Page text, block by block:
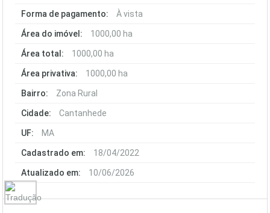
Forma de pagamento: À vista
Área do imóvel: 1000,00 ha
Área total: 1000,00 ha
Área privativa: 1000,00 ha
Bairro: Zona Rural
Cidade: Cantanhede
UF: MA
Cadastrado em: 18/04/2022
Atualizado em: 10/06/2026